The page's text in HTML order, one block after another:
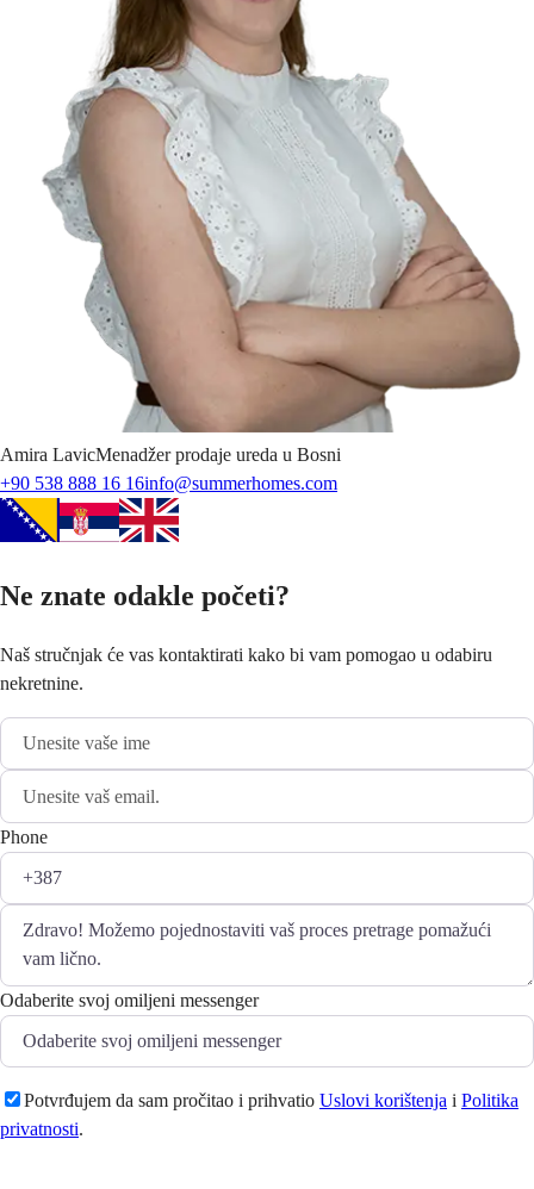
Amira LavicMenadžer prodaje ureda u Bosni
+90 538 888 16 16info@summerhomes.com
Ne znate odakle početi?
Naš stručnjak će vas kontaktirati kako bi vam pomogao u odabiru
nekretnine.
Phone
Odaberite svoj omiljeni messenger
Potvrđujem da sam pročitao i prihvatio Uslovi korištenja i Politika
privatnosti.